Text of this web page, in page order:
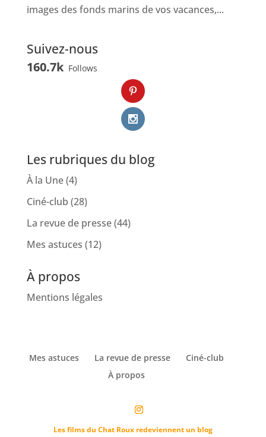
images des fonds marins de vos vacances,...
Suivez-nous
160.7k Follows
Les rubriques du blog
À la Une(4)
Ciné-club (28)
La revue de presse(44)
Mes astuces (12)
À propos
Mentions légales
Mes astuces La revue de presse
Ciné-club
À propos
Les films du Chat Roux redeviennent un blog